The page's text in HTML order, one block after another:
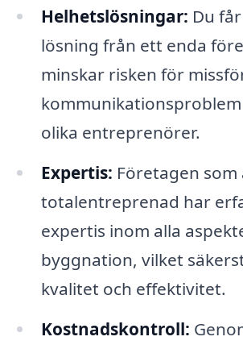
Helhetslösningar: Du
lösning från ett enda
minskar risken för
olika entreprenörer.
Expertis: Företagen
totalentreprenad har
expertis inom alla
byggnation, vilket
kvalitet och effektivitet.
Kostnadskontroll: